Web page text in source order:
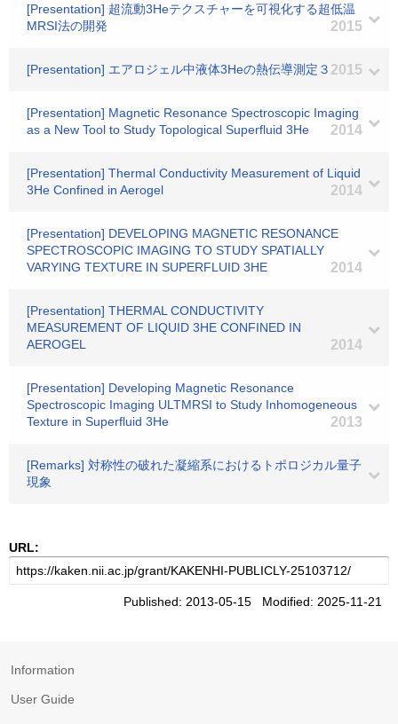
[Presentation] 超流動3Heテクスチャーを可視化する超低温
MRSI法の開発
2015
[Presentation] エアロジェル中液体3Heの熱伝導測定３ 2015
[Presentation] Magnetic Resonance Spectroscopic Imaging
as a New Tool to Study Topological Superfluid 3He
2014
[Presentation] Thermal Conductivity Measurement of Liquid
3He Confined in Aerogel
2014
[Presentation] DEVELOPING MAGNETIC RESONANCE
SPECTROSCOPIC IMAGING TO STUDY SPATIALLY
VARYING TEXTURE IN SUPERFLUID 3HE
2014
[Presentation] THERMAL CONDUCTIVITY
MEASUREMENT OF LIQUID 3HE CONFINED IN
AEROGEL
2014
[Presentation] Developing Magnetic Resonance
Spectroscopic Imaging ULTMRSI to Study Inhomogeneous
Texture in Superfluid 3He
2013
[Remarks] 対称性の破れた凝縮系におけるトポロジカル量子
現象
URL:
Published: 2013-05-15 Modified: 2025-11-21
Information
User Guide